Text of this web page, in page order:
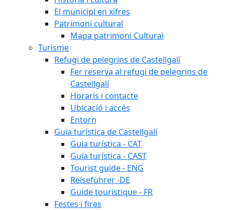
El municipi en xifres
Patrimoni cultural
Mapa patrimoni Cultural
Turisme
Refugi de pelegrins de Castellgalí
Fer reserva al refugi de pelegrins de
Castellgalí
Horaris i contacte
Ubicació i accés
Entorn
Guia turística de Castellgalí
Guia turística - CAT
Guía turística - CAST
Tourist guide - ENG
Reiseführer -DE
Guide touristique - FR
Festes i fires